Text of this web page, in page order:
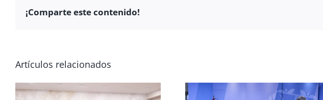
¡Comparte este contenido!
Artículos relacionados